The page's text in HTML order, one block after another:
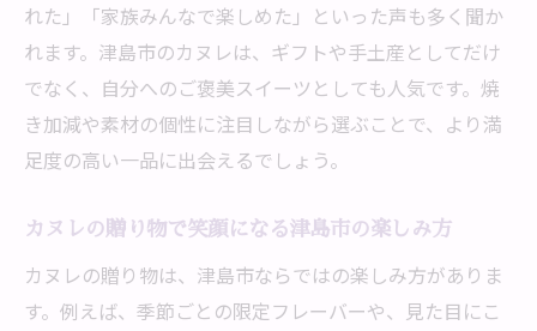
れた」「家族みんなで楽しめた」といった声も多く聞か
れます。津島市のカヌレは、ギフトや手土産としてだけ
でなく、自分へのご褒美スイーツとしても人気です。焼
き加減や素材の個性に注目しながら選ぶことで、より満
足度の高い一品に出会えるでしょう。
カヌレの贈り物で笑顔になる津島市の楽しみ方
カヌレの贈り物は、津島市ならではの楽しみ方がありま
す。例えば、季節ごとの限定フレーバーや、見た目にこ